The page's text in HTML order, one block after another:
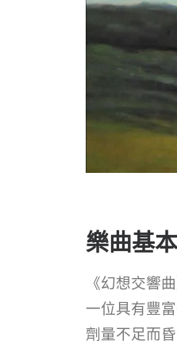
樂曲基
《幻想交響
一位具有豐
劑量不足而